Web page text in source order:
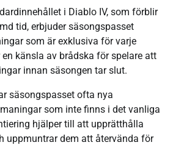
i Diablo IV, som förblir
tid, erbjuder säsongspasset
som är exklusiva för varje
känsla av brådska för spelare att
innan säsongen tar slut.
säsongspasset ofta nya
som inte finns i det vanliga
hjälper till att upprätthålla
uppmuntrar dem att återvända för